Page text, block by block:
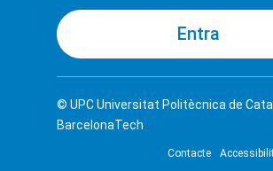
© UPCUniversitat Politècnica de
BarcelonaTech
Contacte